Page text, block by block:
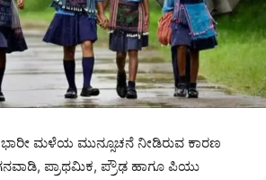
ಮಳೆಯ ಮುನ್ಸೂಚನೆ ನೀಡಿರುವ ಕಾರಣ
ಪ್ರಾಥಮಿಕ, ಪ್ರೌಢ ಹಾಗೂ ಪಿಯು